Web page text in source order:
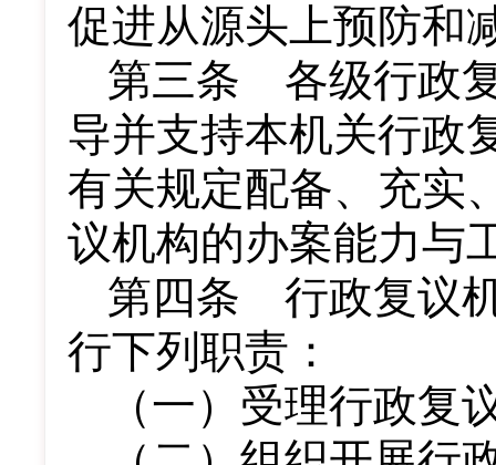
促进从源头上预防和
第三条 各级行政
导并支持本机关行政
有关规定配备、充实
议机构的办案能力与
第四条 行政复议
行下列职责：
（一）受理行政复